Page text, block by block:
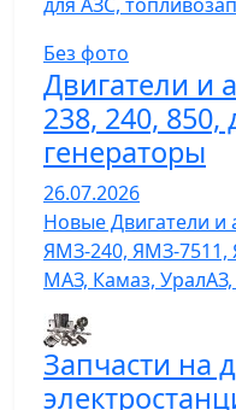
Без фото
Двигатели и
238, 240, 850,
генераторы
26.07.2026
Новые Двигатели и
ЯМЗ-240, ЯМЗ-7511,
МАЗ, Камаз,
Запчасти на